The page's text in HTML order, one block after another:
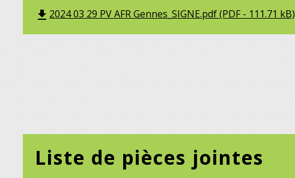
file_download2024 03 29 PV AFR Gennes_SIGNE.pdf (PDF - 111.71 kB)
Liste de pièces jointes